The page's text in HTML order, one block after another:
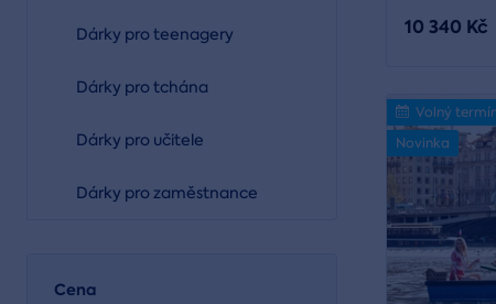
Dárky pro teenagery
Dárky pro tchána
Dárky pro učitele
Dárky pro zaměstnance
Cena
10 340 Kč
Volný
Novinka